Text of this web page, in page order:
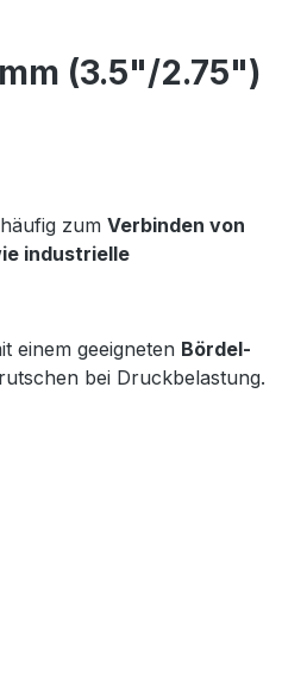
(3.5"/2.75")
zum Verbinden von
industrielle
einem geeigneten Bördel-
bei Druckbelastung.